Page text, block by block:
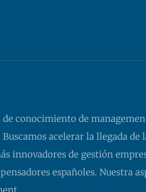
conocimiento de
acelerar la llegada de
innovadores de gestión
españoles. Nuestra